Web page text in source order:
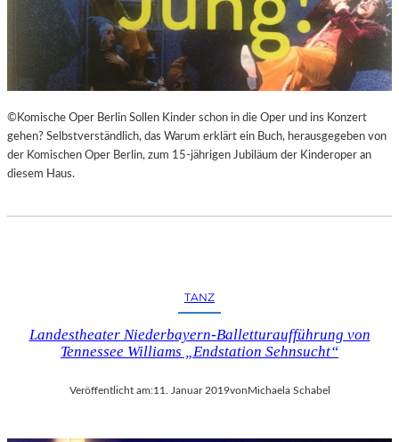
©Komische Oper Berlin Sollen Kinder schon in die Oper und ins Konzert
gehen? Selbstverständlich, das Warum erklärt ein Buch, herausgegeben von
der Komischen Oper Berlin, zum 15-jährigen Jubiläum der Kinderoper an
diesem Haus.
TANZ
Landestheater Niederbayern-Balletturaufführung von
Tennessee Williams „Endstation Sehnsucht“
Veröffentlicht am:11. Januar 2019von Michaela Schabel